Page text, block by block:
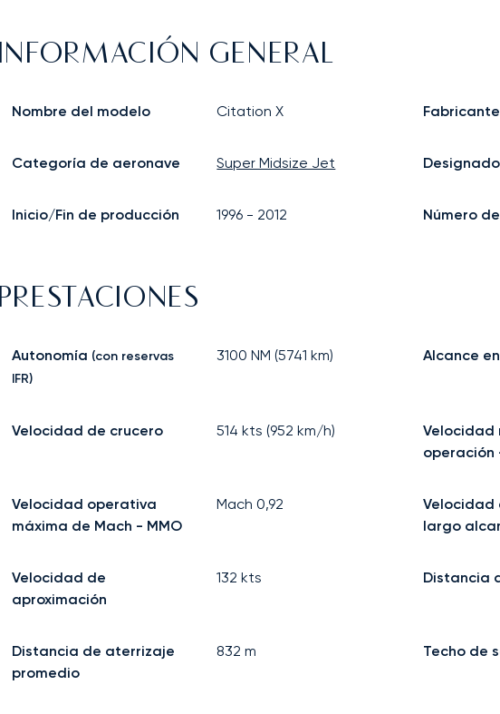
INFORMACIÓN GENERAL
Nombre del modelo Citation X Fabricante
Categoría de aeronave Super Midsize Jet
Inicio/Fin de producción 1996 - 2012 Número
PRESTACIONES
Autonomía (con reservas
IFR)
3100 NM (5741 km) Alcance
Velocidad de crucero 514 kts (952 km/h)
Velocidad
operación
Velocidad operativa
máxima de Mach - MMO
Mach0,92
Velocidad
largo
Velocidad de
aproximación
132 kts Distancia
Distancia de aterrizaje
promedio
832 m Techo de